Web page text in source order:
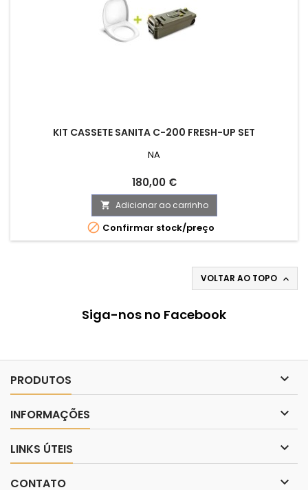
KIT CASSETE SANITA C-200 FRESH-UP SET
NA
Preço
180,00 €
 Adicionar ao carrinho
 Confirmar stock/preço
VOLTAR AO TOPO 
Siga-nos no Facebook
PRODUTOS 
INFORMAÇÕES 
LINKS ÚTEIS 
CONTATO 